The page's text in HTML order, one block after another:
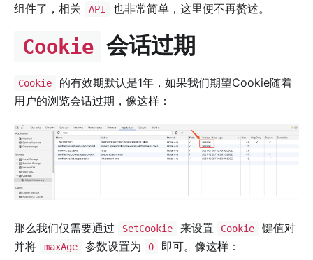
组件了，相关
API 也非常简单，这里便不再赘述。
Cookie 会话过期
Cookie
的有效期默认是1年，如果我们期望Cookie随着
用户的浏览会话过期，像这样：
那么我们仅需要通过 SetCookie 来设置 Cookie
键值对
并将
maxAge 参数设置为 0 即可。像这样：